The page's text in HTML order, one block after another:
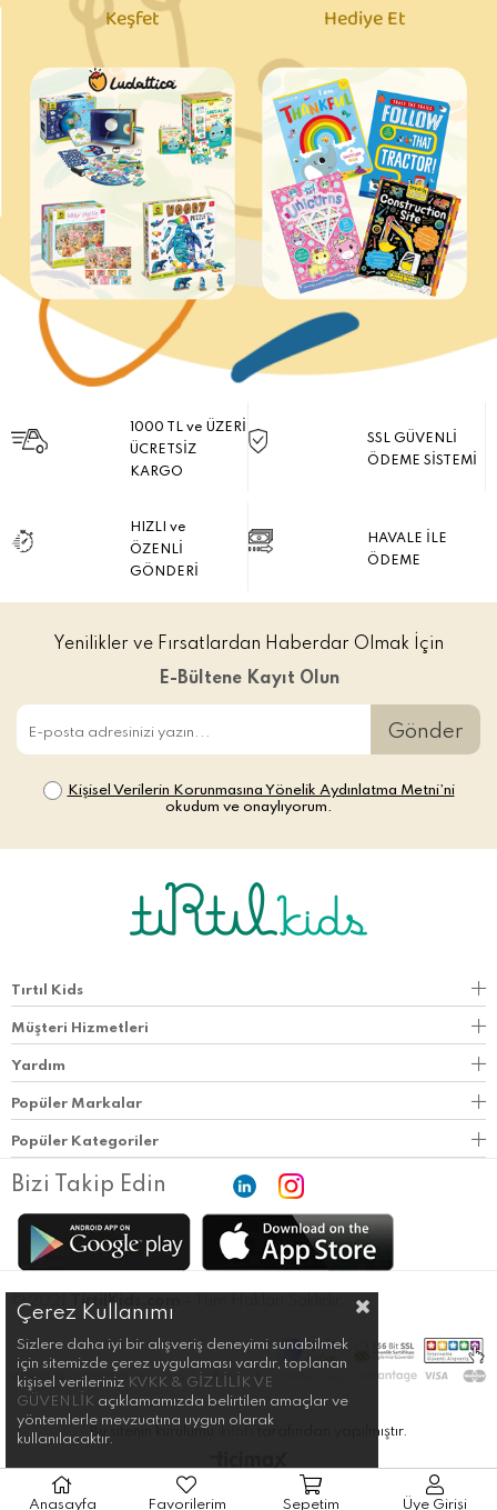
Keşfet Hediye Et
1000 TL ve ÜZERİ
ÜCRETSİZ
KARGO
SSL GÜVENLİ
ÖDEME SİSTEMİ
HIZLI ve
ÖZENLİ
GÖNDERİ
HAVALE İLE
ÖDEME
Yenilikler ve Fırsatlardan Haberdar Olmak İçin
E-Bültene Kayıt Olun
Gönder
Kişisel Verilerin Korunmasına Yönelik Aydınlatma Metni’ni
okudum ve onaylıyorum.
Tırtıl Kids
Müşteri Hizmetleri
Yardım
Popüler Markalar
Popüler Kategoriler
Bizi Takip Edin
© 2021 TirtilKids.com
Bu sitenin kurulumu tarafından yapılmıştır.
Çerez Kullanımı
Sizlere daha iyi bir alışveriş deneyimi sunabilmek
için sitemizde çerez uygulaması vardır, toplanan
kişisel verileriniz KVKK & GİZLİLİK VE
GÜVENLİK açıklamamızda belirtilen amaçlar ve
yöntemlerle mevzuatına uygun olarak
kullanılacaktır.
Anasayfa Favorilerim Sepetim Üye Girişi